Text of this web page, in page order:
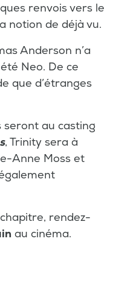
renvois vers le
notion de déjà vu.
Anderson n’a
Neo. De ce
que d’étranges
seront au casting
, Trinity sera à
Anne Moss et
rendez-
au cinéma.